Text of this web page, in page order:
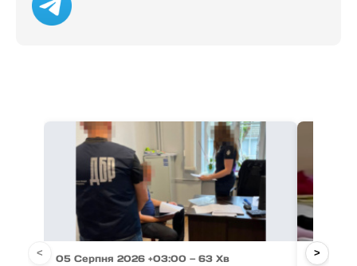
05 Серпня 2026 +03:00 — 63 Хв 05
< >